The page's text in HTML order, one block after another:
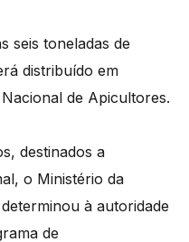
seis toneladas de
distribuído em
de Apicultores.
destinados a
o Ministério da
à autoridade
de